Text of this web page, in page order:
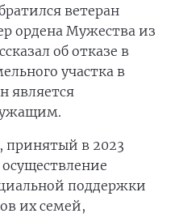
ветеран
ордена Мужества из
об отказе в
участка в
является
принятый в 2023
поддержки
их семей,